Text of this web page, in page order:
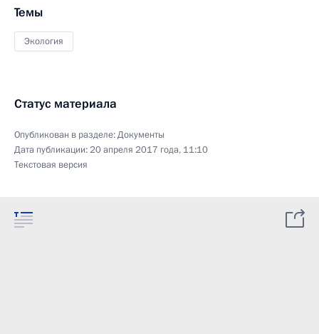
Темы
Экология
Статус материала
Опубликован в разделе:Документы
Дата публикации:20 апреля 2017 года, 11:10
Текстовая версия